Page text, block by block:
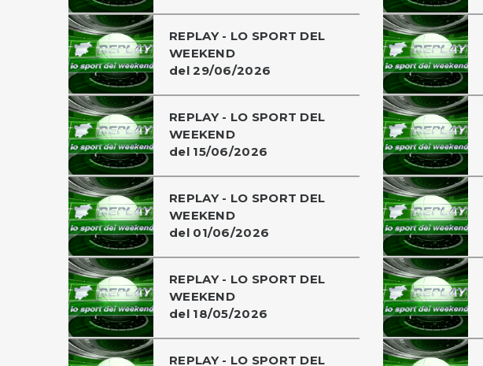
REPLAY - LO SPORT DEL
WEEKEND
del 29/06/2026
REPLAY - LO SPORT DEL
WEEKEND
del 15/06/2026
REPLAY - LO SPORT DEL
WEEKEND
del 01/06/2026
REPLAY - LO SPORT DEL
WEEKEND
del 18/05/2026
REPLAY - LO SPORT DEL